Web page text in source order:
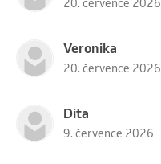
20. července 2026
Veronika
20. července 2026
Dita
9. července 2026